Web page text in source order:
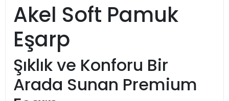
Akel Soft Pamuk
Eşarp
Şıklık ve Konforu Bir
Arada Sunan Premium